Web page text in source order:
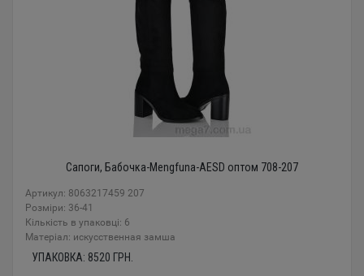
Сапоги, Бабочка-Mengfuna-AESD оптом 708-207
Артикул: 8063217459 207
Розміри: 36-41
Кількість в упаковці: 6
Mатеріал: искусственная замша
УПАКОВКА: 8520 ГРН.